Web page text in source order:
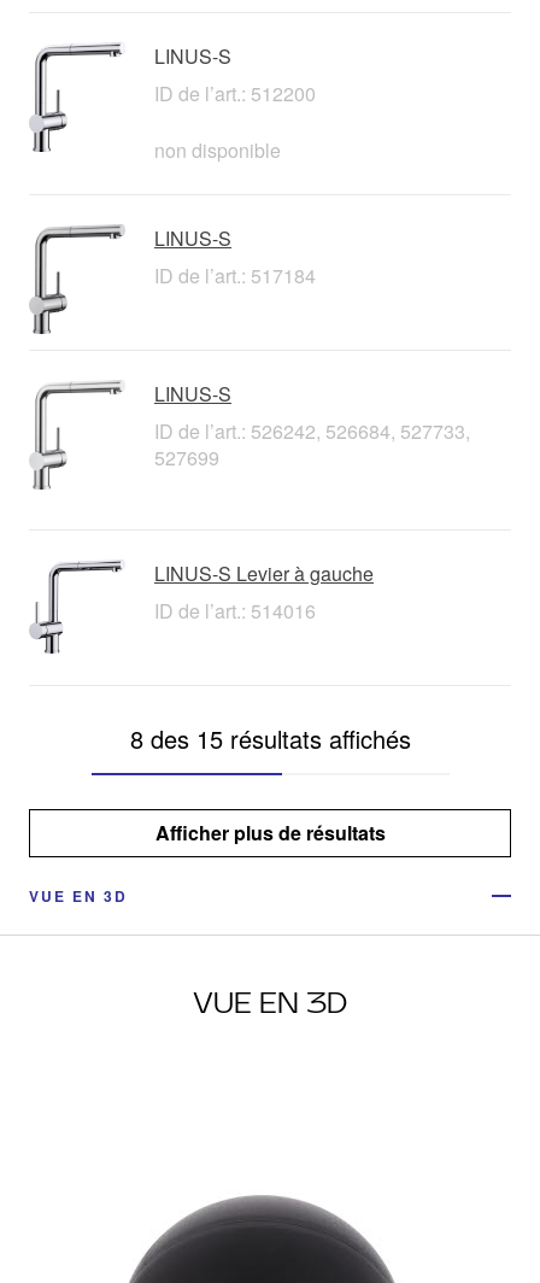
LINUS-S
ID de l’art.: 512200
non disponible
LINUS-S
ID de l’art.: 517184
LINUS-S
ID de l’art.: 526242, 526684, 527733,
527699
LINUS-S Levier à gauche
ID de l’art.: 514016
8 des 15 résultats affichés
Afficher plus de résultats
VUE EN 3D
VUE EN 3D